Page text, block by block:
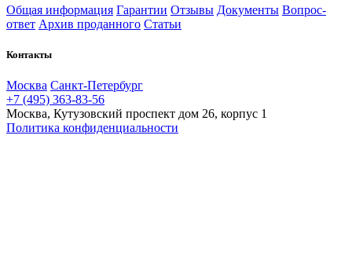
Общая информация Гарантии Отзывы Документы Вопрос-
ответ Архив проданного Статьи
Контакты
Москва Санкт-Петербург
+7 (495) 363-83-56
Москва, Кутузовский проспект дом 26, корпус 1
Политика конфиденциальности